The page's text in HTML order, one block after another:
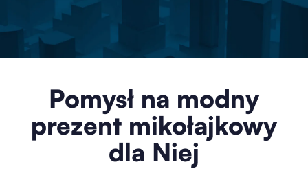
Pomysł na modny
prezent mikołajkowy
dla Niej